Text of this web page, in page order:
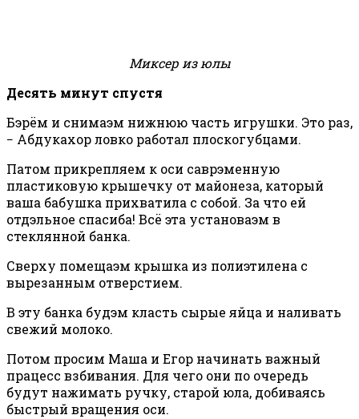
Миксер из юлы
Десять минут спустя
Бэрём и снимаэм нижнюю часть игрушки. Это раз,
− Абдукахор ловко работал плоскогубцами.
Патом прикрепляем к оси саврэменную
пластиковую крышечку от майонеза, каторый
ваша бабушка прихватила с собой. За что ей
отдэльное спасиба! Всё эта установаэм в
стеклянной банка.
Сверху помещаэм крышка из полиэтилена с
вырезанным отверстием.
В эту банка будэм класть сырые яйца и наливать
свежий молоко.
Потом просим Маша и Егор начинать важный
працесс взбивания. Для чего они по очередь
будут нажимать ручку, старой юла, добиваясь
быстрый вращения оси.